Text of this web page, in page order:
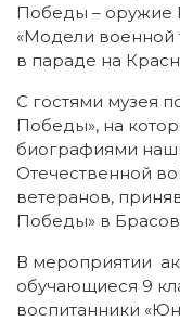
Победы – оружие
«Модели военной
в параде на
С гостями музея
Победы», на
биографиями
Отечественной
ветеранов,
Победы» в
В мероприятии
обучающиеся 9
воспитанники